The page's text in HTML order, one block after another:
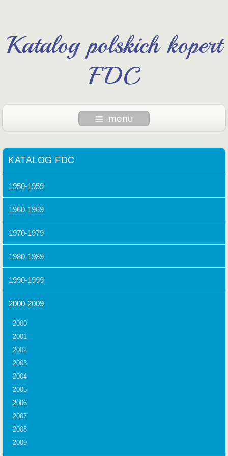
Katalog polskich kopert
FDC
menu
KATALOG FDC
1950-1959
1960-1969
1970-1979
1980-1989
1990-1999
2000-2009
2000
2001
2002
2003
2004
2005
2006
2007
2008
2009